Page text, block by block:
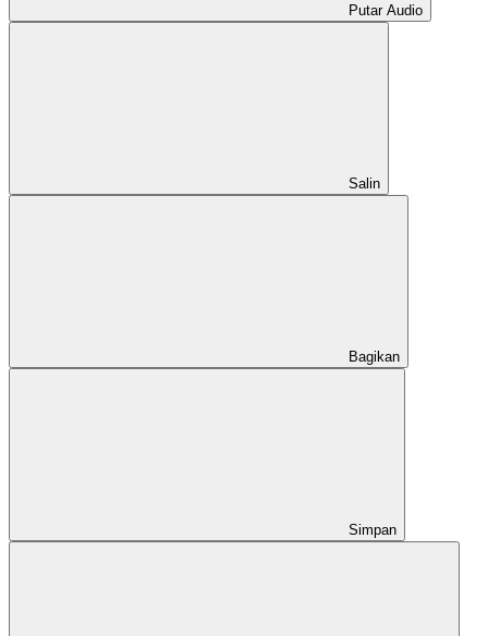
Putar Audio
Salin
Bagikan
Simpan